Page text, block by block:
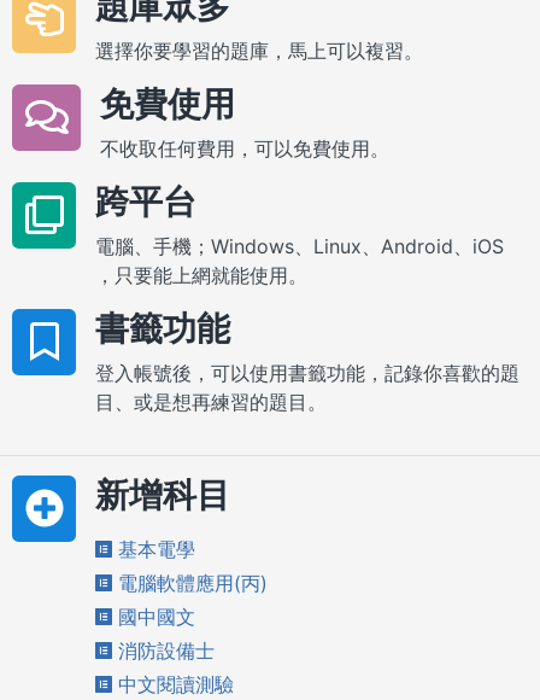
選擇你要學習的題庫，馬上可以複習。
免費使用
不收取任何費用，可以免費使用。
跨平台
電腦、手機；Windows、Linux、Android、iOS
，只要能上網就能使用。
書籤功能
登入帳號後，可以使用書籤功能，記錄你喜歡的題
目、或是想再練習的題目。
新增科目
基本電學
電腦軟體應用(丙)
國中國文
消防設備士
中文閱讀測驗